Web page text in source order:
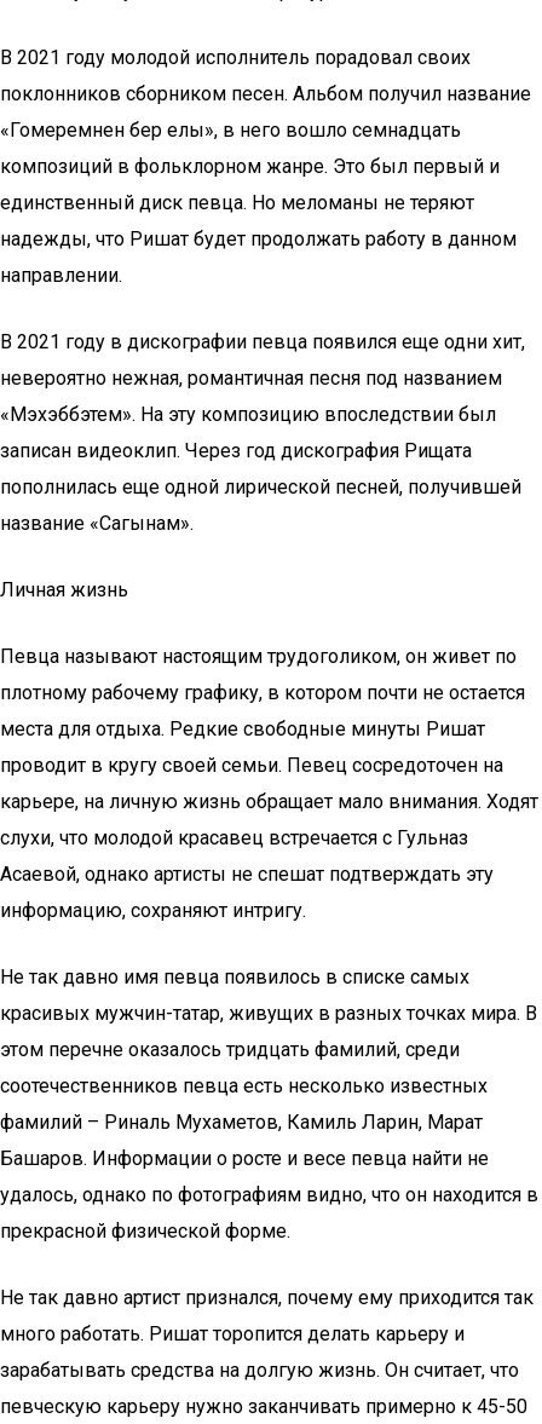
В 2021 году молодой исполнитель порадовал своих
поклонников сборником песен. Альбом получил название
«Гомеремнен бер елы», в него вошло семнадцать
композиций в фольклорном жанре. Это был первый и
единственный диск певца. Но меломаны не теряют
надежды, что Ришат будет продолжать работу в данном
направлении.
В 2021 году в дискографии певца появился еще одни хит,
невероятно нежная, романтичная песня под названием
«Мэхэббэтем». На эту композицию впоследствии был
записан видеоклип. Через год дискография Рищата
пополнилась еще одной лирической песней, получившей
название «Сагынам».
Личная жизнь
Певца называют настоящим трудоголиком, он живет по
плотному рабочему графику, в котором почти не остается
места для отдыха. Редкие свободные минуты Ришат
проводит в кругу своей семьи. Певец сосредоточен на
карьере, на личную жизнь обращает мало внимания. Ходят
слухи, что молодой красавец встречается с Гульназ
Асаевой, однако артисты не спешат подтверждать эту
информацию, сохраняют интригу.
Не так давно имя певца появилось в списке самых
красивых мужчин-татар, живущих в разных точках мира. В
этом перечне оказалось тридцать фамилий, среди
соотечественников певца есть несколько известных
фамилий – Риналь Мухаметов, Камиль Ларин, Марат
Башаров. Информации о росте и весе певца найти не
удалось, однако по фотографиям видно, что он находится в
прекрасной физической форме.
Не так давно артист признался, почему ему приходится так
много работать. Ришат торопится делать карьеру и
зарабатывать средства на долгую жизнь. Он считает, что
певческую карьеру нужно заканчивать примерно к 45-50